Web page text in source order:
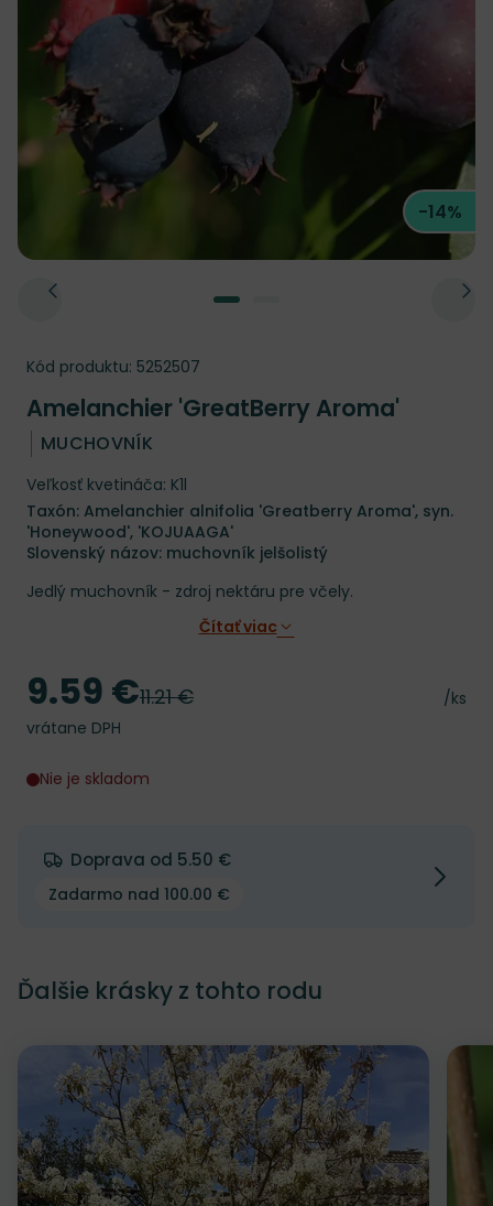
-14%
Kód produktu: 5252507
Amelanchier 'GreatBerry Aroma'
MUCHOVNÍK
Veľkosť kvetináča: K1l
Taxón: Amelanchier alnifolia 'Greatberry Aroma', syn.
'Honeywood', 'KOJUAAGA'
Slovenský názov: muchovník jelšolistý
Jedlý muchovník - zdroj nektáru pre včely.
Čítať viac
Pôvodná cena
11.21 € Cena
/ks
Cena
9.59 €
vrátane DPH
Nie je skladom
Doprava od 5.50 €
Zadarmo nad 100.00 €
Ďalšie krásky z tohto rodu